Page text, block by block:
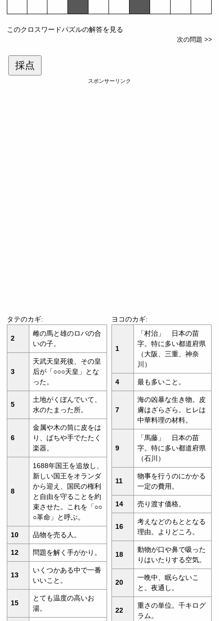
このクロスワードパズルの解答を見る
次の問題 >>
採点
スポンサーリンク
タテのカギ:
2
雌の馬と雄のロバの合
いの子。
3
天武天皇死後、その皇
后が「○○○天皇」とな
った。
5
土地がくぼんでいて、
水のたまった所。
6
金属や木の筒に皮をは
り、ばちや手でたたく
楽器。
8
1688年国王を追放し、
新しい国王をオランダ
から迎え、国民の権利
と自由を守ることを約
束させた。これを「○○
○革命」と呼ぶ。
10 品物を売る人。
12 問題を解く手がかり。
13
いくつかある中で一番
いいこと。
15
とても温度の高いお
湯。
ヨコのカギ:
1
「村治」 日本の苗
字。特に多い都道府県
（大阪、三重、神奈
川）
4 最も多いこと。
7
海の凶暴な生き物。皮
膚はざらざら。ヒレは
中華料理の材料。
9
「馬藤」 日本の苗
字。特に多い都道府県
（石川）
11
物事を行うのにかかる
一定の費用。
14 売り渡す価格。
16
考えなどのもととなる
理由。よりどころ。
18
動物が口や鼻で吸った
りはいたりする空気。
20
一晩中、眠らないこ
と。夜通し。
22
重さの単位。千キログ
ラム。